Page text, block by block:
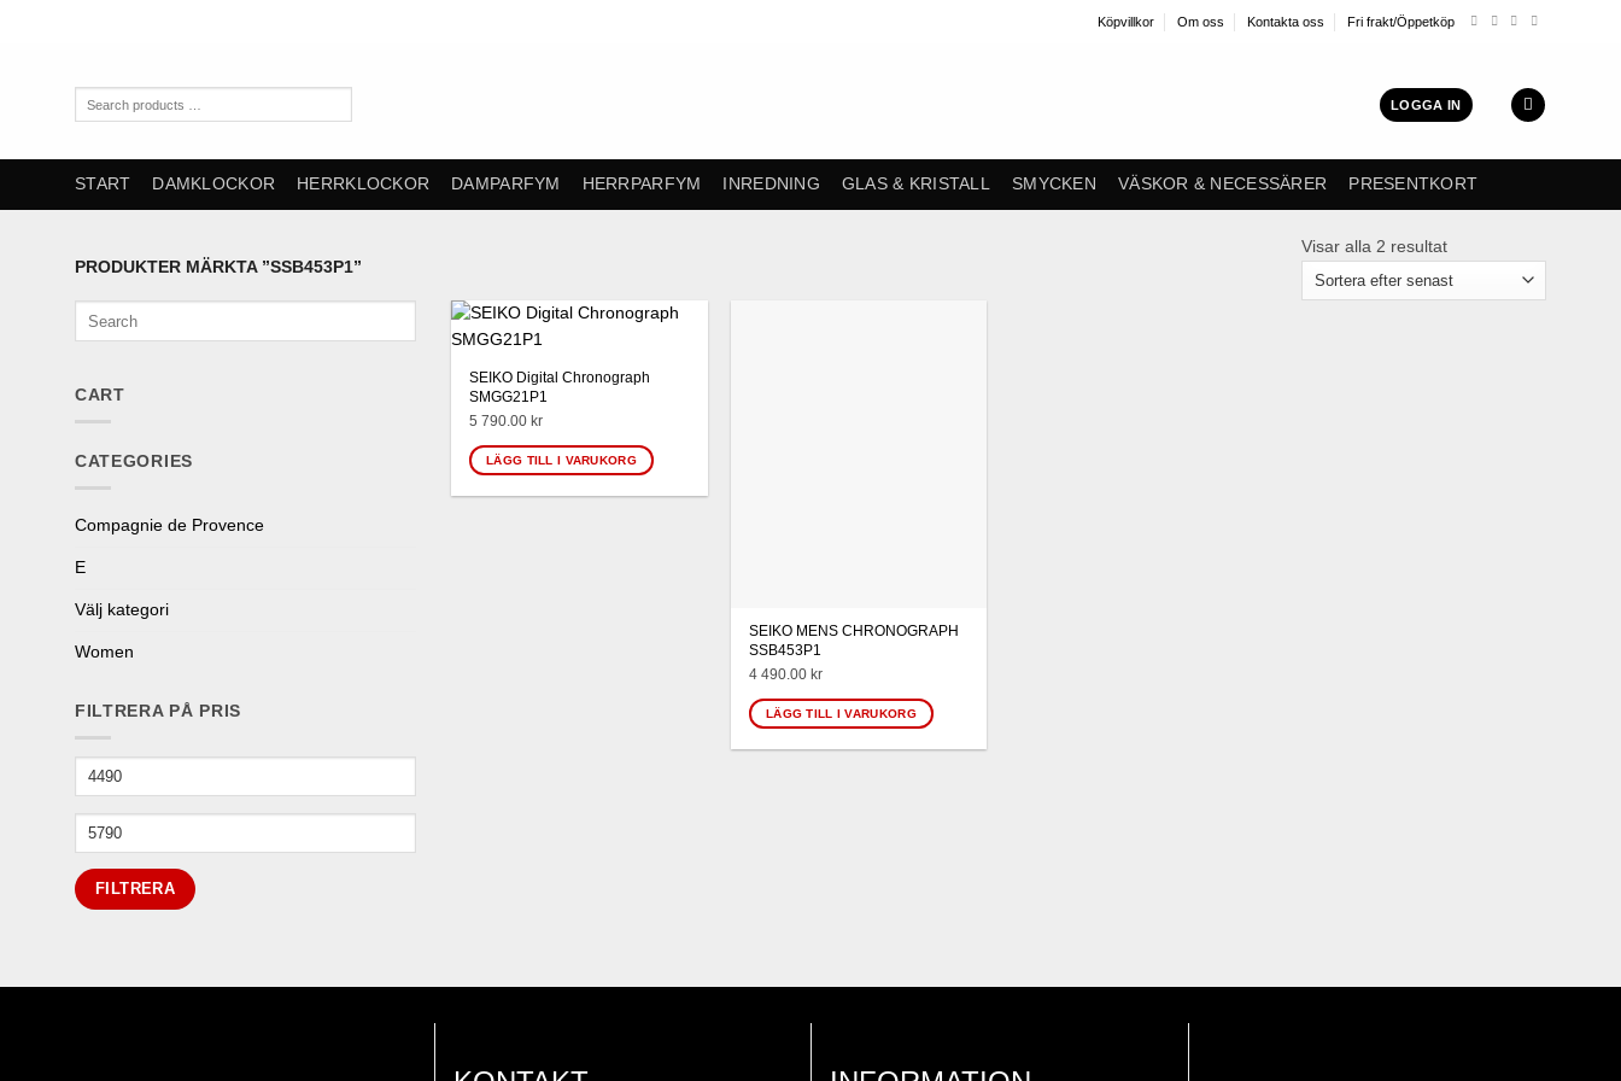
Köpvillkor Om oss Kontakta oss Fri frakt/Öppetköp
LOGGA IN
START DAMKLOCKOR HERRKLOCKOR DAMPARFYM HERRPARFYM INREDNING GLAS & KRISTALL SMYCKEN VÄSKOR & NECESSÄRER PRESENTKORT
PRODUKTER MÄRKTA ”SSB453P1”
Visar alla 2 resultatSortera
efter
senaste
CART
CATEGORIES
Compagnie de Provence
E
Välj kategori
Women
FILTRERA PÅ PRIS
Min
FILTRERA
Finns i lager!
SEIKO Digital Chronograph
SMGG21P1
5 790.00kr
LÄGG TILL I VARUKORG
SEIKO MENS CHRONOGRAPH
SSB453P1
4 490.00 kr
LÄGG TILL I VARUKORG